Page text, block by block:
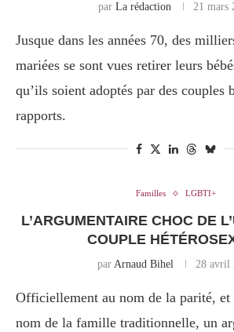
par La rédaction 21 mars
Jusque dans les années 70, des
mariées se sont vues retirer leurs
qu’ils soient adoptés par des couples
rapports.
Familles LGBTI+
L’ARGUMENTAIRE CHOC DE
COUPLE
par Arnaud Bihel 28 avril
Officiellement au nom de la parité, et
nom de la famille traditionnelle, un